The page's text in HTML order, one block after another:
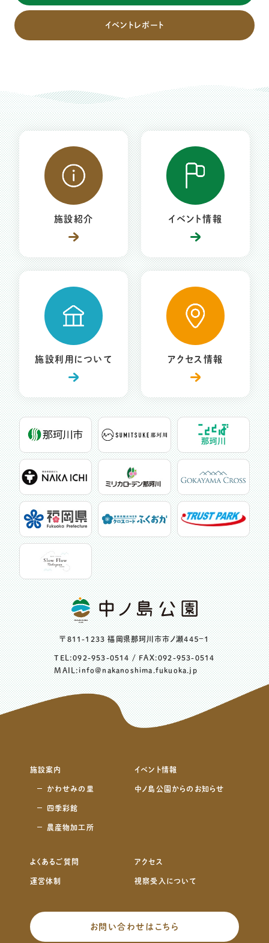
イベントレポート
施設紹介 イベント情報
施設利用について アクセス情報
〒811-1233 福岡県那珂川市市ノ瀬４４５−１
TEL:092-953-0514/ FAX:092-953-0514
MAIL:info@nakanoshima.fukuoka.jp
施設案内
かわせみの里
四季彩館
農産物加工所
イベント情報
中ノ島公園からのお知らせ
よくあるご質問 アクセス
運営体制 視察受入について
お問い合わせはこちら